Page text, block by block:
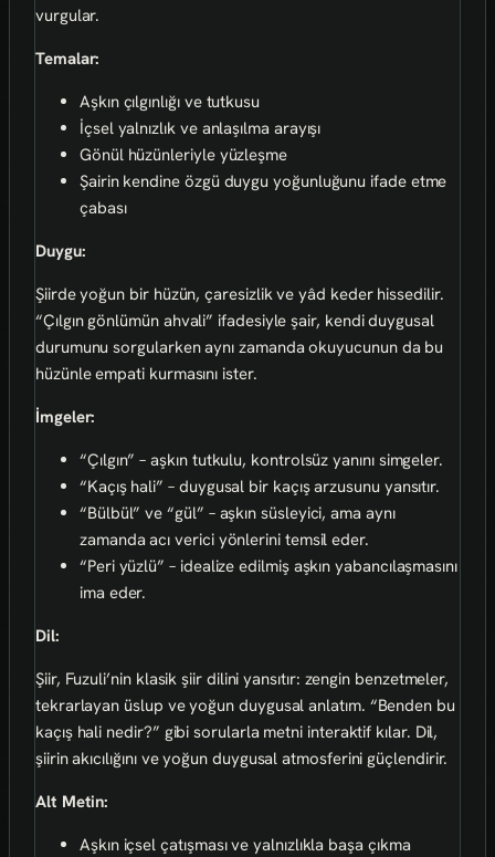
vurgular.
Temalar:
Aşkın çılgınlığı ve tutkusu
İçsel yalnızlık ve anlaşılma arayışı
Gönül hüzünleriyle yüzleşme
Şairin kendine özgü duygu yoğunluğunu ifade etme
çabası
Duygu:
Şiirde yoğun bir hüzün, çaresizlik ve yâd keder hissedilir.
“Çılgın gönlümün ahvali” ifadesiyle şair, kendi duygusal
durumunu sorgularken aynı zamanda okuyucunun da bu
hüzünle empati kurmasını ister.
İmgeler:
“Çılgın” – aşkın tutkulu, kontrolsüz yanını simgeler.
“Kaçış hali” – duygusal bir kaçış arzusunu yansıtır.
“Bülbül” ve “gül” – aşkın süsleyici, ama aynı
zamanda acı verici yönlerini temsil eder.
“Peri yüzlü” – idealize edilmiş aşkın yabancılaşmasını
ima eder.
Dil:
Şiir, Fuzuli’nin klasik şiir dilini yansıtır: zengin benzetmeler,
tekrarlayan üslup ve yoğun duygusal anlatım. “Benden bu
kaçış hali nedir?” gibi sorularla metni interaktif kılar. Dil,
şiirin akıcılığını ve yoğun duygusal atmosferini güçlendirir.
Alt Metin:
Aşkın içsel çatışması ve yalnızlıkla başa çıkma